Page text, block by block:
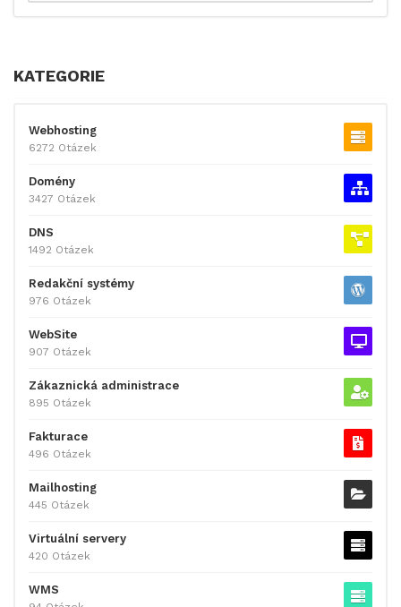
KATEGORIE
Webhosting
6272 Otázek
Domény
3427 Otázek
DNS
1492 Otázek
Redakční systémy
976 Otázek
WebSite
907 Otázek
Zákaznická administrace
895 Otázek
Fakturace
496 Otázek
Mailhosting
445 Otázek
Virtuální servery
420 Otázek
WMS